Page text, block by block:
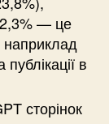
— це
в
сторінок